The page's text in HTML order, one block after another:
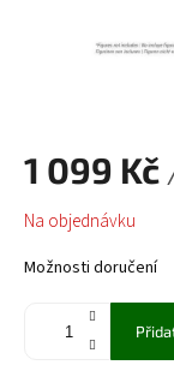
1 099 Kč
Měrná
cena:
Na objednávku
Možnosti doručení